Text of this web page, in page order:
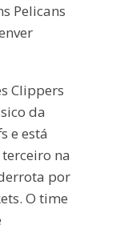
Pelicans
Clippers
da
e está
na
por
O time